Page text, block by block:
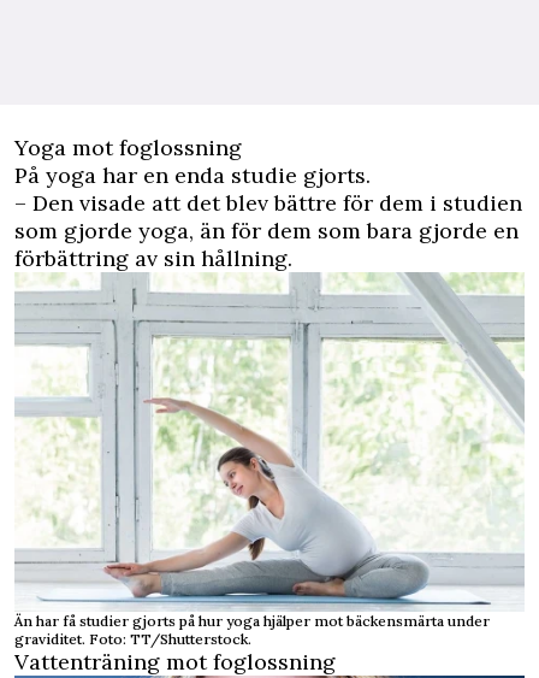
Yoga mot foglossning
På yoga har en enda studie gjorts.
– Den visade att det blev bättre för dem i studien
som gjorde yoga, än för dem som bara gjorde en
förbättring av sin hållning.
Än har få studier gjorts på hur yoga hjälper mot bäckensmärta under
graviditet. Foto: TT/Shutterstock.
Vattenträning mot foglossning